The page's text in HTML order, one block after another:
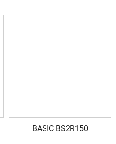
BASIC BS2R150